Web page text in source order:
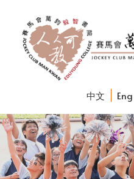
中文 Eng